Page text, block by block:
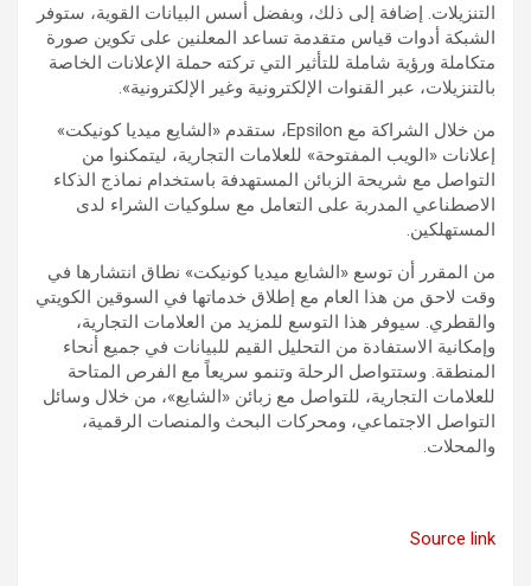
التنزيلات. إضافة إلى ذلك، وبفضل أُسس البيانات القوية، ستوفر
الشبكة أدوات قياس متقدمة تساعد المعلنين على تكوين صورة
متكاملة ورؤية شاملة للتأثير التي تركته حملة الإعلانات الخاصة
بالتنزيلات، عبر القنوات الإلكترونية وغير الإلكترونية».
من خلال الشراكة مع Epsilon، ستقدم «الشايع ميديا كونيكت»
إعلانات «الويب المفتوحة» للعلامات التجارية، ليتمكنوا من
التواصل مع شريحة الزبائن المستهدفة باستخدام نماذج الذكاء
الاصطناعي المدربة على التعامل مع سلوكيات الشراء لدى
المستهلكين.
من المقرر أن توسع «الشايع ميديا كونيكت» نطاق انتشارها في
وقت لاحق من هذا العام مع إطلاق خدماتها في السوقين الكويتي
والقطري. سيوفر هذا التوسع للمزيد من العلامات التجارية،
وإمكانية الاستفادة من التحليل القيم للبيانات في جميع أنحاء
المنطقة. وستتواصل الرحلة وتنمو سريعاً مع الفرص المتاحة
للعلامات التجارية، للتواصل مع زبائن «الشايع»، من خلال وسائل
التواصل الاجتماعي، ومحركات البحث والمنصات الرقمية،
والمحلات.
Source link